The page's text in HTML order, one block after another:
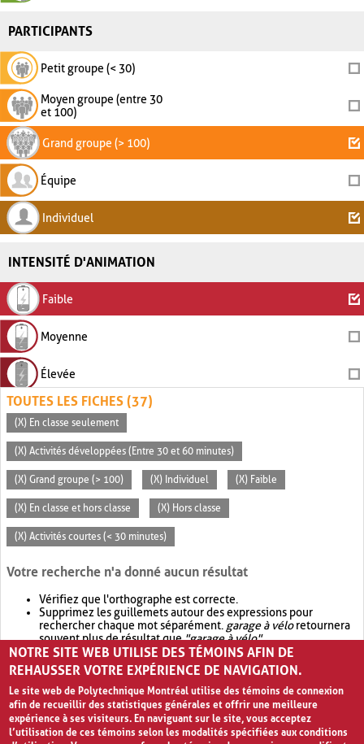
PARTICIPANTS
Petit groupe (< 30)
Moyen groupe (entre 30
et 100)
Grand groupe (> 100)
Équipe
Individuel
INTENSITÉ D'ANIMATION
Faible
Moyenne
Élevée
TOUTES LES FICHES (37)
(X) En classe seulement
(X) Activités développées (Entre 30 et 60 minutes)
(X) Grand groupe (> 100) (X) Individuel (X) Faible
(X) En classe et hors classe (X) Hors classe
(X) Activités courtes (< 30 minutes)
Votre recherche n'a donné aucun résultat
Vérifiez que l'orthographe est correcte.
Supprimez les guillemets autour des expressions pour
rechercher chaque mot séparément. garage à véloretournera
souvent plus de résultat que"garage à vélo".
Envisagez d'élargir votre recherche avec OR.garage OR vélo
retournera souvent plus de résultat quegarage à vélo
NOTRE SITE WEB UTILISE DES TÉMOINS AFIN DE
REHAUSSER VOTRE EXPÉRIENCE DE NAVIGATION.
Le site web de Polytechnique Montréal utilise des témoins de connexion
afin de recueillir des statistiques générales et offrir une meilleure
expérience à ses visiteurs. En naviguant sur le site, vous acceptez
l’utilisation de ces témoins selon les modalités spécifiées aux conditions